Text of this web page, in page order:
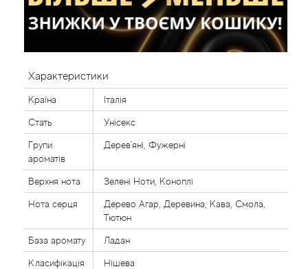
Характеристики
Країна Італія
Стать Унісекс
Групи
ароматів
Дерев'яні, Фужерні
Верхня нота Зелені Ноти, Коноплі
Нота серця
Дерево Агар, Деревина, Кава, Смола,
Тютюн
База аромату Ладан
Класифікація Нішева